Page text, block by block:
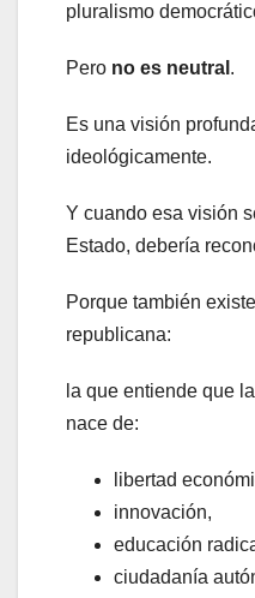
pluralismo
Pero no es neutral .
Es una visión
ideológicamente.
Y cuando esa visión
Estado, debería
Porque también
republicana:
la que entiende que
nace de:
libertad
innovación,
educación
ciudadanía